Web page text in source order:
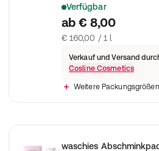
Verfügbar
Der sanfte
ab € 8,00
€ 160,00 / 1 l
Verkauf und Versand
Cosline Cosmetics
Weitere Packungsgrößen
waschies